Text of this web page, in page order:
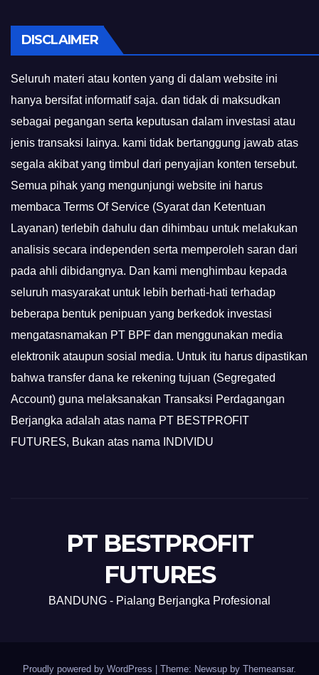
DISCLAIMER
Seluruh materi atau konten yang di dalam website ini
hanya bersifat informatif saja. dan tidak di maksudkan
sebagai pegangan serta keputusan dalam investasi atau
jenis transaksi lainya. kami tidak bertanggung jawab atas
segala akibat yang timbul dari penyajian konten tersebut.
Semua pihak yang mengunjungi website ini harus
membaca Terms Of Service (Syarat dan Ketentuan
Layanan) terlebih dahulu dan dihimbau untuk melakukan
analisis secara independen serta memperoleh saran dari
pada ahli dibidangnya. Dan kami menghimbau kepada
seluruh masyarakat untuk lebih berhati-hati terhadap
beberapa bentuk penipuan yang berkedok investasi
mengatasnamakan PT BPF dan menggunakan media
elektronik ataupun sosial media. Untuk itu harus dipastikan
bahwa transfer dana ke rekening tujuan (Segregated
Account) guna melaksanakan Transaksi Perdagangan
Berjangka adalah atas nama PT BESTPROFIT
FUTURES, Bukan atas nama INDIVIDU
PT BESTPROFIT
FUTURES
BANDUNG - Pialang Berjangka Profesional
Proudly powered by WordPress | Theme: Newsup by Themeansar.